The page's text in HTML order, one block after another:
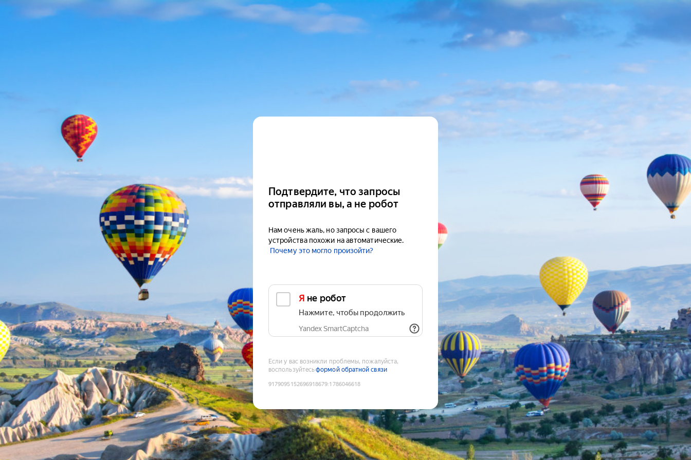
Подтвердите, что запросы
отправляли вы, а не робот
Нам очень жаль, но запросы с вашего
устройства похожи на автоматические.
Почему это могло произойти?
Я не робот
Нажмите, чтобы продолжить
Yandex SmartCaptcha
Если у вас возникли проблемы, пожалуйста,
воспользуйтесьформой обратной связи
9179095152696918679:1786046618